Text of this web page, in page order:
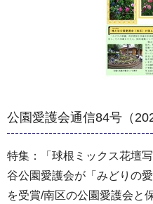
公園愛護会通信84号（
特集：「球根ミックス花壇
谷公園愛護会が「みどりの
を受賞/南区の公園愛護会と